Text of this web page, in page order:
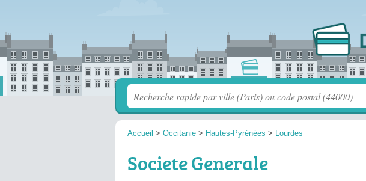
Accueil > Occitanie > Hautes-Pyrénées > Lourdes
Societe Generale